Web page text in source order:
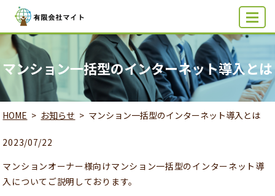
MENU
マンション一括型のインターネット導入とは
HOME お知らせ マンション一括型のインターネット導入とは
2023/07/22
マンションオーナー様向けマンション一括型のインターネット導
入についてご説明しております。